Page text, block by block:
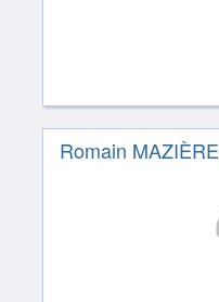
Romain MAZIÈRE